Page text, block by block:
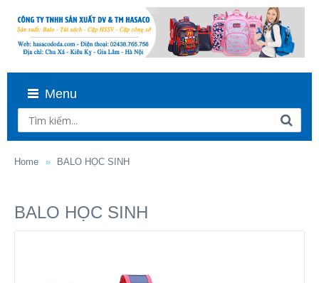
Menu
Home BALO HỌC SINH
BALO HỌC SINH